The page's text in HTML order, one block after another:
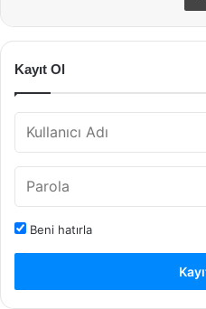
Kayıt Ol
Beni hatırla